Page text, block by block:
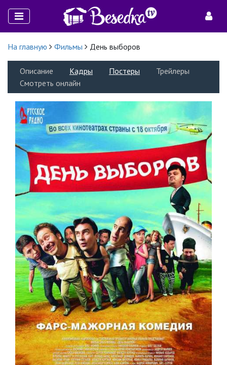
На главную Фильмы День выборов
Описание Кадры Постеры
Трейлеры
Смотреть онлайн